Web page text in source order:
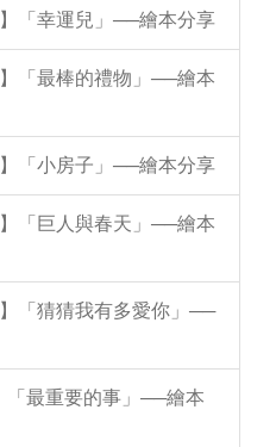
「幸運兒」──繪本分享
「最棒的禮物」──繪本
「小房子」──繪本分享
「巨人與春天」──繪本
「猜猜我有多愛你」──
「最重要的事」──繪本